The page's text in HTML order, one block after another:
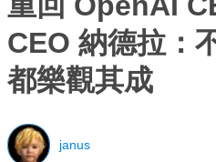
CEO 納德拉：
都樂觀其成
janus